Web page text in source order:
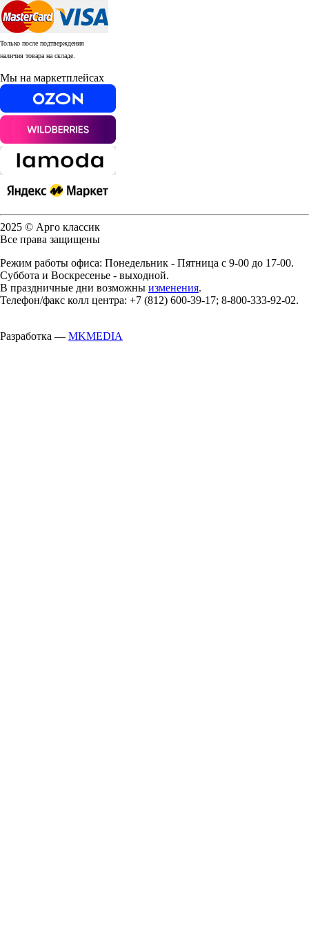
Только после подтверждения
наличия товара на складе.
Мы на маркетплейсах
2025 © Арго классик
Все права защищены
Режим работы офиса: Понедельник - Пятница с 9-00 до 17-00.
Суббота и Воскресенье - выходной.
В праздничные дни возможны изменения.
Телефон/факс колл центра: +7 (812) 600-39-17; 8-800-333-92-02.
Разработка — MKMEDIA